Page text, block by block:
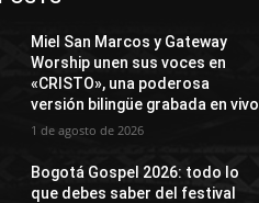
Miel San Marcos y Gateway
Worship unen sus voces en
«CRISTO», una poderosa
versión bilingüe grabada en vivo
1 de agosto de 2026
Bogotá Gospel 2026: todo lo
que debes saber del festival